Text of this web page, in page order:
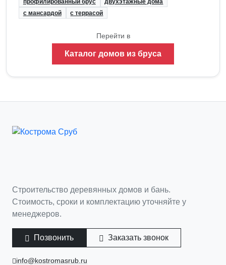
профилированный брус
двухэтажные дома
с мансардой
с террасой
Перейти в
Каталог домов из бруса
Строительство деревянных домов и бань.
Стоимость, сроки и комплектацию уточняйте у
менеджеров.
Позвонить Заказать звонок
info@kostromasrub.ru